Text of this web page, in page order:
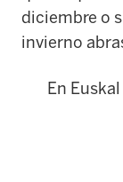
diciembre o
invierno
En